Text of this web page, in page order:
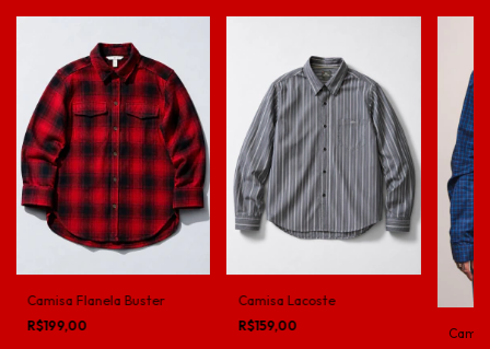
Camisa Flanela Buster
R$199,00
Camisa Lacoste
R$159,00